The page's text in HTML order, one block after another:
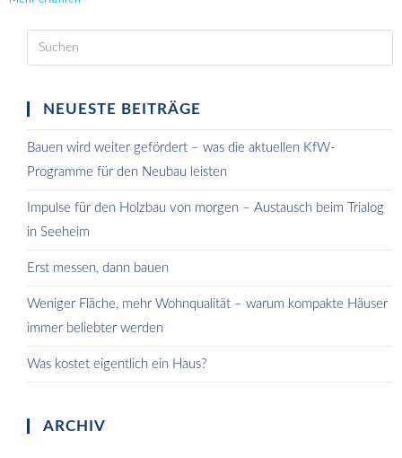
NEUESTE BEITRÄGE
Bauen wird weiter gefördert – was die aktuellen KfW-
Programme für den Neubau leisten
Impulse für den Holzbau von morgen – Austausch beim Trialog
in Seeheim
Erst messen, dann bauen
Weniger Fläche, mehr Wohnqualität – warum kompakte Häuser
immer beliebter werden
Was kostet eigentlich ein Haus?
ARCHIV